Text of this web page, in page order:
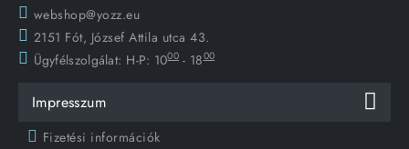
webshop@yozz.eu
2151 Fót, József Attila utca 43.
Ügyfélszolgálat: H-P: 1000 - 1800
Impresszum
Fizetési információk